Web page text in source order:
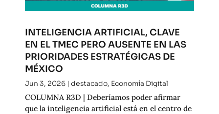
INTELIGENCIA ARTIFICIAL, CLAVE
EN EL TMEC PERO AUSENTE EN LAS
PRIORIDADES ESTRATÉGICAS DE
MÉXICO
Jun 3, 2026| destacado, Economía Digital
COLUMNA R3D | Deberíamos poder afirmar
que la inteligencia artificial está en el centro de